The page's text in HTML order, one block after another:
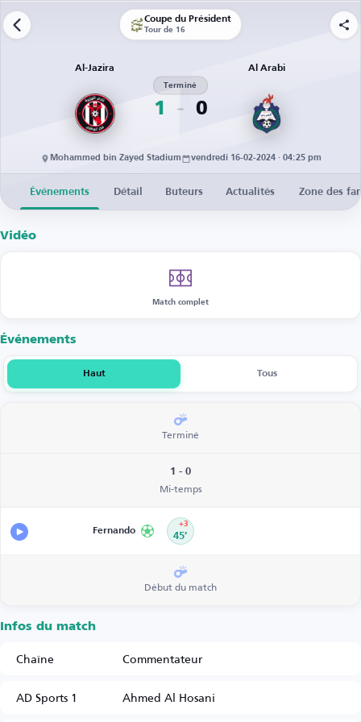
Coupe du Président
Tour de 16
Al-Jazira
1
Terminé
0
Al Arabi
Mohammed bin Zayed Stadium vendredi 16-02-2024 · 04:25 pm
Événements Détail Buteurs Actualités Zone des
Vidéo
Match complet
Événements
Haut Tous
Terminé
1 - 0
Mi-temps
Fernando 45’
+3
Début du match
Infos du match
Chaîne
Commentateur
AD Sports 1
Ahmed Al Hosani